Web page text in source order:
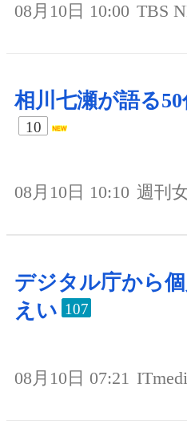
08月10日 10:00 TBS
相川七瀬が語る
10
08月10日 10:10 週刊
デジタル庁から
えい 107
08月10日 07:21